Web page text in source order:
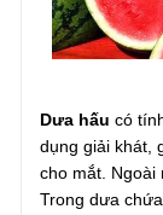
Dưa hấu có
dụng giải khát,
cho mắt. Ngoài
Trong dưa